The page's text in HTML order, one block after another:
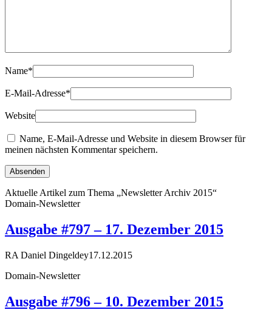
Name*
E-Mail-Adresse*
Website
Name, E-Mail-Adresse und Website in diesem Browser für
meinen nächsten Kommentar speichern.
Aktuelle Artikel zum Thema „Newsletter Archiv 2015“
Domain-Newsletter
Ausgabe #797 – 17. Dezember 2015
RA Daniel Dingeldey17.12.2015
Domain-Newsletter
Ausgabe #796 – 10. Dezember 2015